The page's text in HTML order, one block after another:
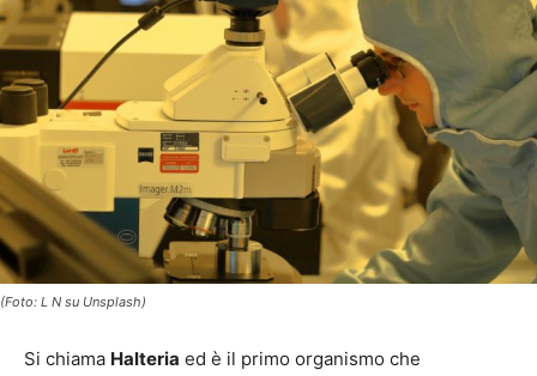
(Foto: L N su Unsplash)
Si chiama Halteria ed è il primo organismo che